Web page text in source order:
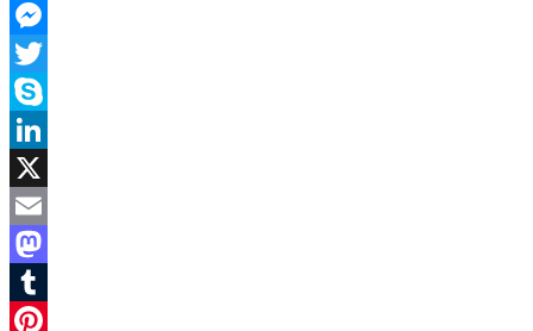
Copy
Link
Messenger
Twitter
Skype
LinkedIn
X
Email
Mastodon
Tumblr